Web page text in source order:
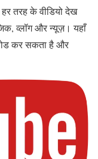
हर तरह के वीडियो देख
व्लॉग और न्यूज़। यहाँ
कर सकता है और